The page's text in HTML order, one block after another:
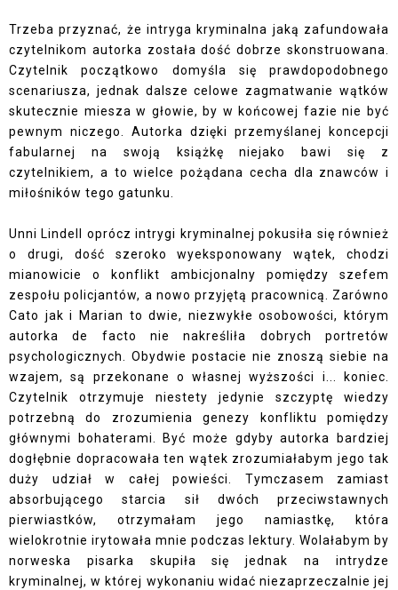
Trzeba przyznać, że intryga kryminalna jaką zafundowała
czytelnikom autorka została dość dobrze skonstruowana.
Czytelnik początkowo domyśla się prawdopodobnego
scenariusza, jednak dalsze celowe zagmatwanie wątków
skutecznie miesza w głowie, by w końcowej fazie nie być
pewnym niczego. Autorka dzięki przemyślanej koncepcji
fabularnej na swoją książkę niejako bawi się z
czytelnikiem, a to wielce pożądana cecha dla znawców i
miłośników tego gatunku.
Unni Lindell oprócz intrygi kryminalnej pokusiła się również
o drugi, dość szeroko wyeksponowany wątek, chodzi
mianowicie o konflikt ambicjonalny pomiędzy szefem
zespołu policjantów, a nowo przyjętą pracownicą. Zarówno
Cato jak i Marian to dwie, niezwykłe osobowości, którym
autorka de facto nie nakreśliła dobrych portretów
psychologicznych. Obydwie postacie nie znoszą siebie na
wzajem, są przekonane o własnej wyższości i... koniec.
Czytelnik otrzymuje niestety jedynie szczyptę wiedzy
potrzebną do zrozumienia genezy konfliktu pomiędzy
głównymi bohaterami. Być może gdyby autorka bardziej
dogłębnie dopracowała ten wątek zrozumiałabym jego tak
duży udział w całej powieści. Tymczasem zamiast
absorbującego starcia sił dwóch przeciwstawnych
pierwiastków, otrzymałam jego namiastkę, która
wielokrotnie irytowała mnie podczas lektury. Wolałabym by
norweska pisarka skupiła się jednak na intrydze
kryminalnej, w której wykonaniu widać niezaprzeczalnie jej